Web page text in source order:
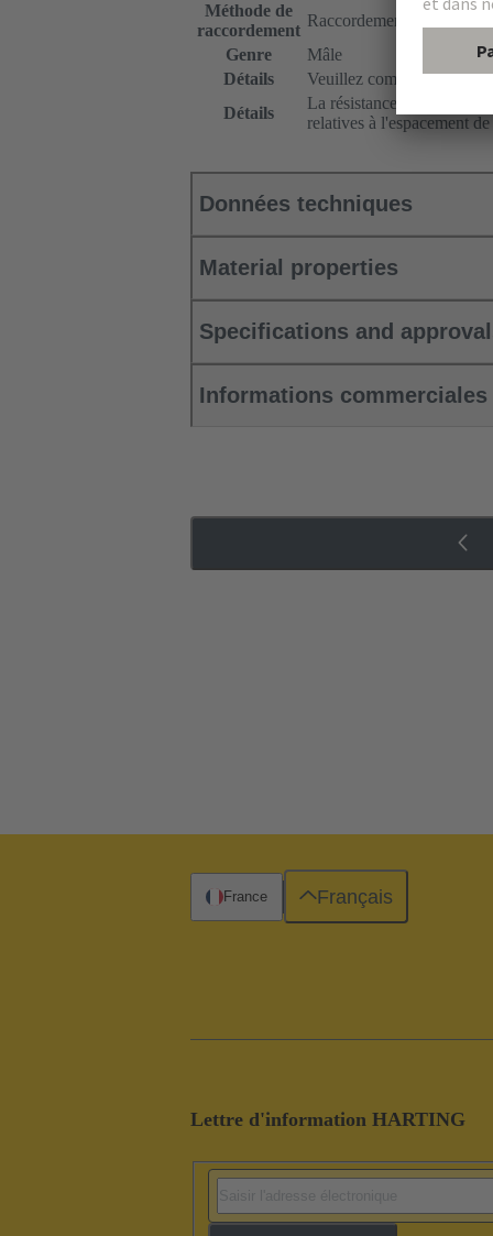
Méthode de
raccordement
Raccordement à Sertir
Genre
Mâle
Détails
Veuillez commander les
Détails
La résistance aux
relatives à l'espacement
Données techniques
Material properties
Specifications and
Informations commerciales
Lettre d'information HARTING
France Français